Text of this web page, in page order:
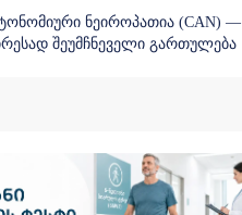
ნეიროპათია (CAN) —
შეუმჩნეველი გართულება